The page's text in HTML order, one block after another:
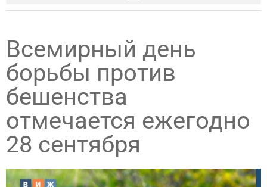
Всемирный день
борьбы против
бешенства
отмечается ежегодно
28 сентября